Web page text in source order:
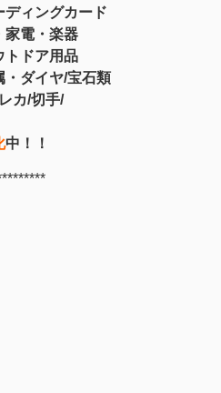
ディングカード
家電・楽器
トドア用品
・ ダイヤ/宝石類
カ/切手/
中！！